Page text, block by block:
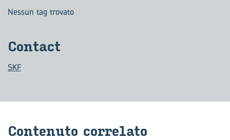
Nessun tag trovato
Con­tact
SKF
Con­te­nu­to cor­re­la­to